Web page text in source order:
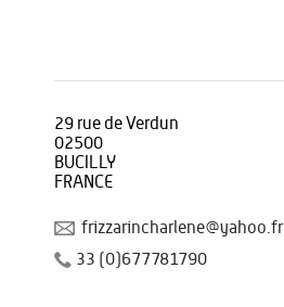
29 rue de Verdun
02500
BUCILLY
FRANCE
frizzarincharlene@yahoo.fr
33 (0)677781790